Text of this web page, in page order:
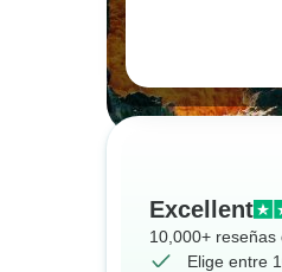
Excellent
10,000+ reseñas
Elige entre